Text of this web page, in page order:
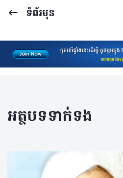
ទំព័រ​មុន
អត្ថបទទាក់ទង